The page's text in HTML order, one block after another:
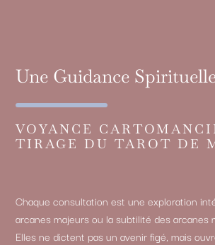
Une Guidance
VOYANCE
TIRAGE DU TAROT DE
Chaque consultation est une exploration
arcanes majeurs ou la subtilité des
Elles ne dictent pas un avenir figé, mais